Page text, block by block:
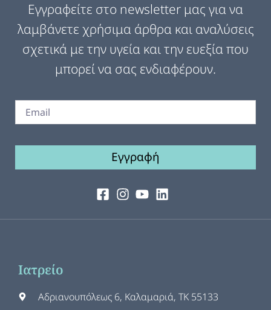
Εγγραφείτε στο newsletter μας για να
λαμβάνετε χρήσιμα άρθρα και αναλύσεις
σχετικά με την υγεία και την ευεξία που
μπορεί να σας ενδιαφέρουν.
Εγγραφή
Ιατρείο
Αδριανουπόλεως 6, Καλαμαριά, ΤΚ 55133